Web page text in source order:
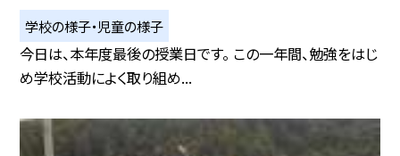
学校の様子・児童の様子
今日は、本年度最後の授業日です。 この一年間、勉強をはじ
め学校活動によく取り組め...